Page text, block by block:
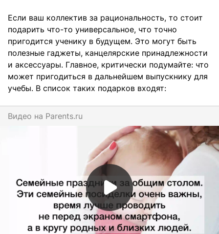
Если ваш коллектив за рациональность, то стоит
подарить что-то универсальное, что точно
пригодится ученику в будущем. Это могут быть
полезные гаджеты, канцелярские принадлежности
и аксессуары. Главное, критически подумайте: что
может пригодиться в дальнейшем выпускнику для
учебы. В список таких подарков входят:
Видео на parents.ru